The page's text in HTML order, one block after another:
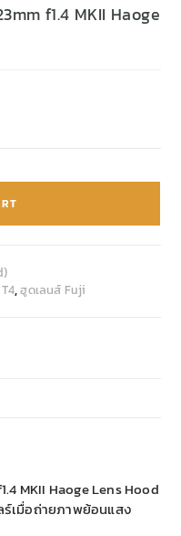
f1.4 MKII Haoge
,ฮูดเลนส์ Fuji
MKII Haoge Lens Hood
เมื่อถ่ายภาพย้อนแสง